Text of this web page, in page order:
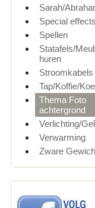
Sarah/
Special effects
Spellen
Statafels/
huren
Stroomkabels
Tap/Koffie/
Thema Foto
achtergrond
Verlichting/
Verwarming
Zware